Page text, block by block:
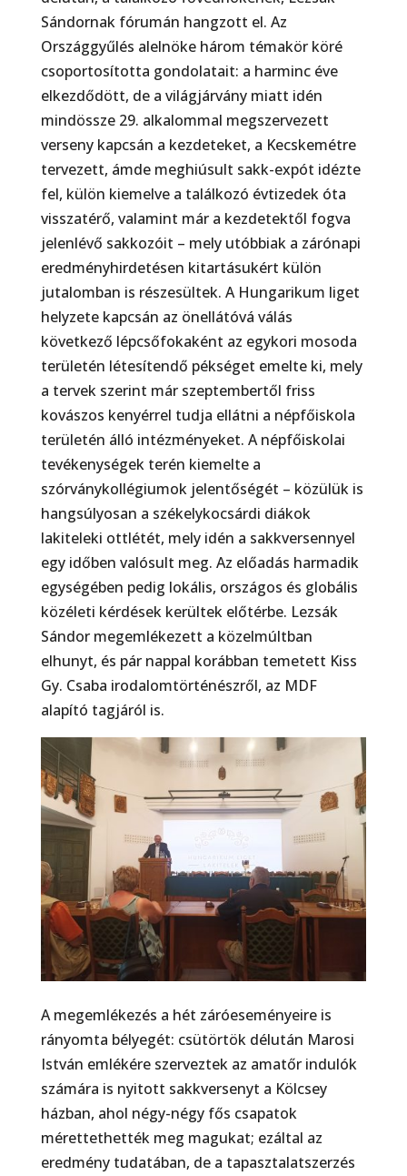
Sándornak fórumán hangzott el. Az
Országgyűlés alelnöke három té­makör köré
csoportosította gondolatait: a harminc éve
elkezdődött, de a világjárvány miatt idén
mindössze 29. alkalommal megszervezett
verseny kapcsán a kezdeteket, a Kecskemétre
tervezett, ámde meghiúsult sakk-expót idézte
fel, külön kiemelve a találkozó évtizedek óta
visszatérő, vala­mint már a kezdetektől fogva
jelenlévő sakkozóit – mely utóbbiak a zárónapi
eredményhirdetésen kitartásukért külön
jutalomban is részesültek. A Hungarikum liget
helyzete kapcsán az önellátóvá válás
következő lépcsőfokaként az egykori mosoda
területén létesítendő pékséget emelte ki, mely
a tervek szerint már szeptembertől friss
kovászos kenyérrel tudja ellátni a népfőiskola
területén álló intézményeket. A népfőiskolai
tevékenységek terén kiemelte a
szórványkollégiumok jelentőségét – közülük is
hangsúlyosan a székelykocsárdi diákok
lakiteleki ottlétét, mely idén a sakkversennyel
egy időben valósult meg. Az előadás harmadik
egységében pedig lokális, országos és globális
köz­életi kérdések kerültek előtérbe. Lezsák
Sándor megemlékezett a közelmúltban
elhunyt, és pár nappal korábban temetett Kiss
Gy. Csaba irodalom­történészről, az MDF
alapító tagjáról is.
A megemlékezés a hét záróeseményeire is
rányomta bélyegét: csütörtök délután Marosi
István em­lékére szerveztek az amatőr indulók
számára is nyitott sakkversenyt a Kölcsey
házban, ahol négy-négy fős csapatok
mérettethették meg magukat; ezáltal az
eredmény tudatában, de a tapasztalatszer­zés